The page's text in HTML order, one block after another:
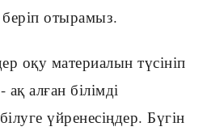
беріп отырамыз.
оқу материалын түсініп
алған білімді
үйренесіңдер. Бүгін